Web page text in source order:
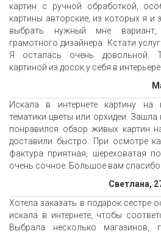
картин с ручной обработкой,
картины авторские, из которых я и
выбрать нужный мне
грамотного дизайнера. Кстати
Я осталась очень довольной.
картиной из досок у себя в интерьере.
Искала в интернете картину на
тематики цветы или орхидеи. Зашла
понравился обзор живых картин
доставили быстро. При осмотре
фактура приятная, шереховатая
очень сочное. Большое вам спасибо!
Светлана,
Хотела заказать в подарок сестре
искала в интернете, чтобы
Выбрала несколько магазинов,